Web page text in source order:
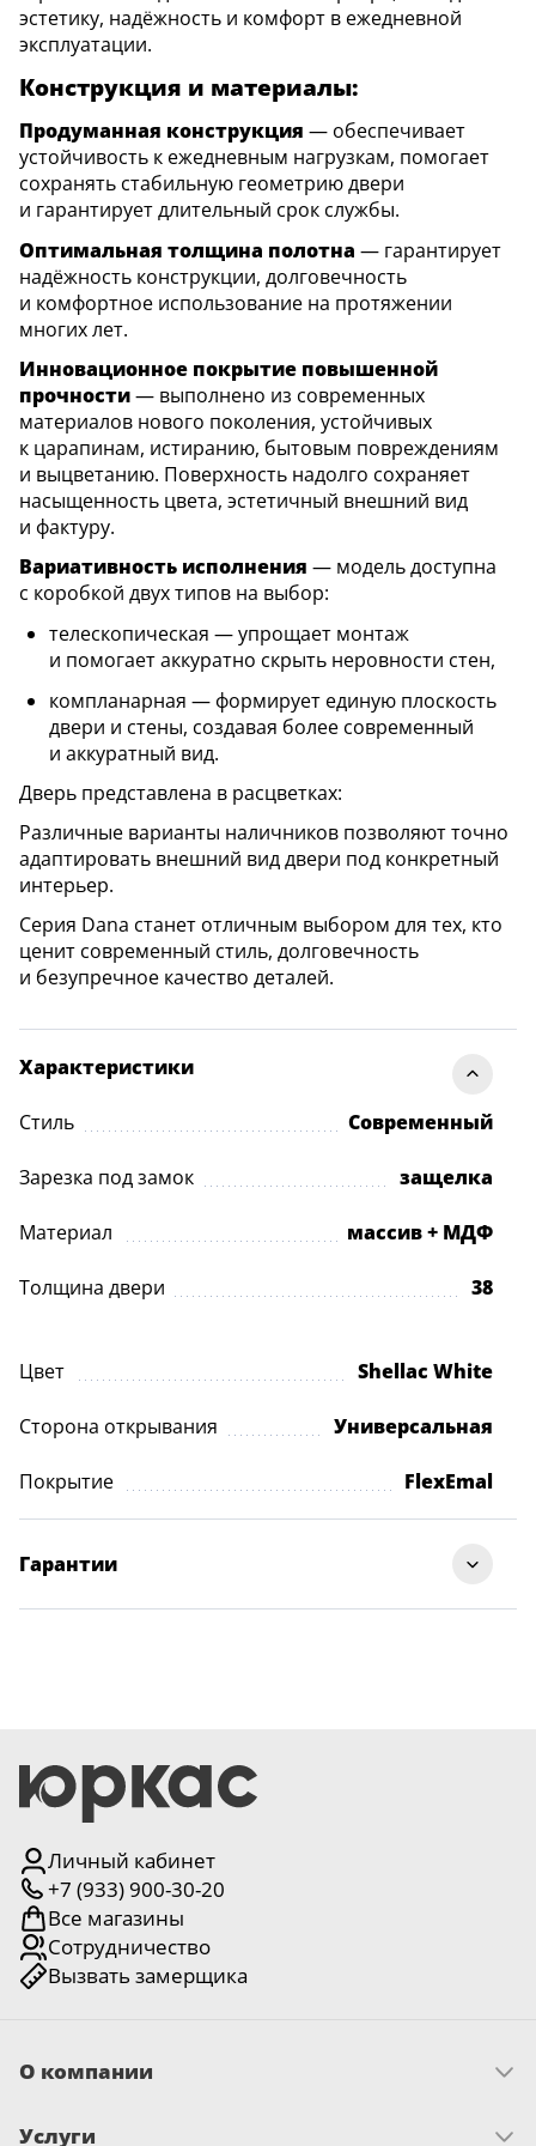
эстетику, надёжность и комфорт в ежедневной
эксплуатации.
Конструкция и материалы:
Продуманная конструкция — обеспечивает
устойчивость к ежедневным нагрузкам, помогает
сохранять стабильную геометрию двери
и гарантирует длительный срок службы.
Оптимальная толщина полотна — гарантирует
надёжность конструкции, долговечность
и комфортное использование на протяжении
многих лет.
Инновационное покрытие повышенной
прочности— выполнено из современных
материалов нового поколения, устойчивых
к царапинам, истиранию, бытовым повреждениям
и выцветанию. Поверхность надолго сохраняет
насыщенность цвета, эстетичный внешний вид
и фактуру.
Вариативность исполнения — модель доступна
с коробкой двух типов на выбор:
телескопическая — упрощает монтаж
и помогает аккуратно скрыть неровности стен,
компланарная — формирует единую плоскость
двери и стены, создавая более современный
и аккуратный вид.
Дверь представлена в расцветках:
Различные варианты наличников позволяют точно
адаптировать внешний вид двери под конкретный
интерьер.
Серия Dana станет отличным выбором для тех, кто
ценит современный стиль, долговечность
и безупречное качество деталей.
Характеристики
Стиль Современный
Зарезка под замок защелка
Материал массив + МДФ
Толщина двери 38
Цвет Shellac White
Сторона открывания Универсальная
Покрытие FlexEmal
Гарантии
Личный кабинет
+7 (933) 900-30-20
Все магазины
Сотрудничество
Вызвать замерщика
О компании
Миссия и ценности
Услуги